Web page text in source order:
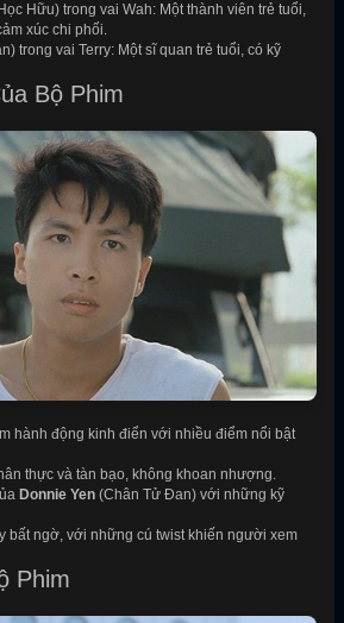
Hữu) trong vai Wah: Một thành viên trẻ tuổi,
xúc chi phối.
trong vai Terry: Một sĩ quan trẻ tuổi, có kỹ
Bộ Phim
hành động kinh điển với nhiều điểm nổi bật
thực và tàn bạo, không khoan nhượng.
Donnie Yen (Chân Tử Đan) với những kỹ
bất ngờ, với những cú twist khiến người xem
Phim